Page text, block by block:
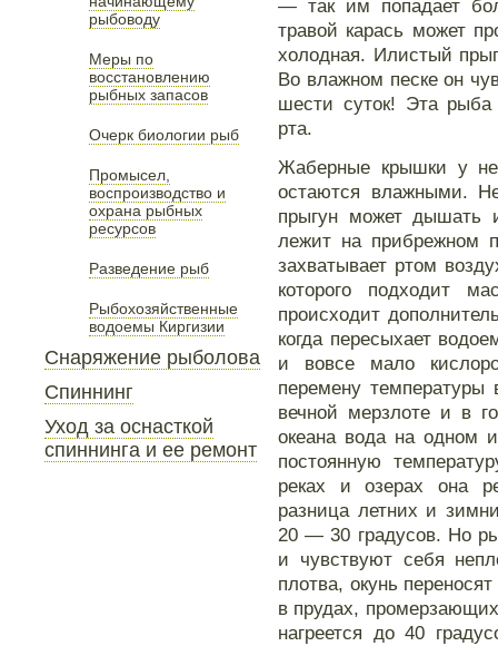
рыбоводу
Меры по
восстановлению
рыбных запасов
Очерк биологии рыб
Промысел,
воспроизводство и
охрана рыбных
ресурсов
Разведение рыб
Рыбохозяйственные
водоемы Киргизии
Снаряжение рыболова
Спиннинг
Уход за оснасткой
спиннинга и ее ремонт
— так им попадает
травой карась может
холодная. Илистый
Во влажном песке он
шести суток! Эта
рта.
Жаберные крышки у
остаются влажными.
прыгун может дышать
лежит на прибрежном
захватывает ртом
которого подходит
происходит
когда пересыхает
и вовсе мало
перемену
вечной мерзлоте и в
океана вода на одном
постоянную
реках и озерах она
разница летних и
20 — 30 градусов. Но
и чувствуют себя
плотва, окунь
в прудах,
нагреется до 40